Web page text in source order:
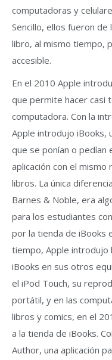
computadoras y
Sencillo, ellos fueron
libro, al mismo tiempo,
accesible.
En el 2010 Apple
que permite hacer casi
computadora. Con la
Apple introdujo iBooks,
que se ponían o pedían
aplicación con el
libros. La única
Barnes & Noble, era
para los estudiantes
por la tienda de iBooks
tiempo, Apple introdujo
iBooks en sus otros
el iPod Touch, su
portátil, y en las
libros y comics, en el
a la tienda de iBooks.
Author, una aplicación